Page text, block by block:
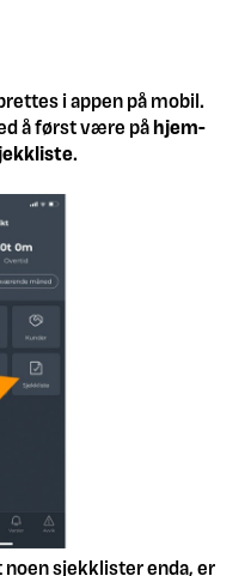
i appen på mobil.
å først være påhjem-
jekkliste.
sjekklister enda, er